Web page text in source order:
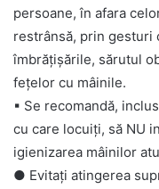
persoane, în afara
restrânsă, prin gesturi
îmbrățișările, sărutul
fețelor cu mâinile.
▪ Se recomandă,
cu care locuiți, să NU
igienizarea mâinilor
● Evitați atingerea